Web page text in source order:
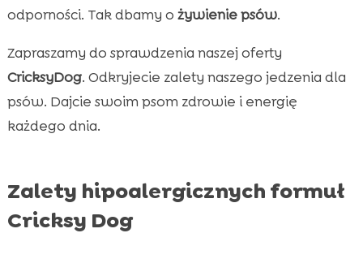
odporności. Tak dbamy o żywienie psów.
Zapraszamy do sprawdzenia naszej oferty
CricksyDog. Odkryjecie zalety naszego jedzenia dla
psów. Dajcie swoim psom zdrowie i energię
każdego dnia.
Zalety hipoalergicznych formuł
Cricksy Dog